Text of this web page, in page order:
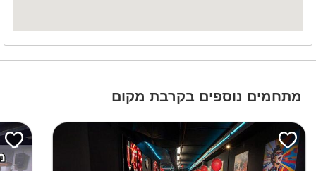
מתחמים נוספים בקרבת מקום